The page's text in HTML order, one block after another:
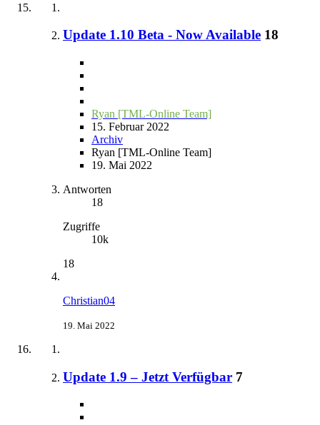
Update 1.10 Beta - Now Available 18
Ryan [TML-Online Team]
15. Februar 2022
Archiv
Ryan [TML-Online Team]
19. Mai 2022
Antworten
18
Zugriffe
10k
18
Christian04
19. Mai 2022
Update 1.9 – Jetzt Verfügbar 7